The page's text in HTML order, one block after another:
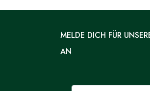
MELDE DICH FÜR
AN